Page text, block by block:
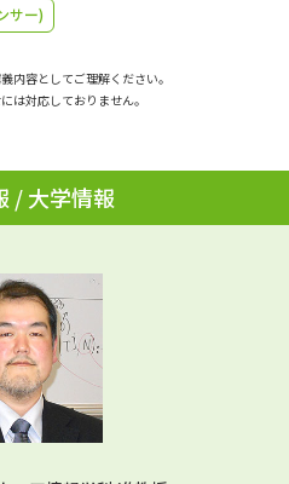
夢ナビライブ
サポート
受付内容・発送状況の確認
個人情報取扱規定
テレメール進学カタログ
訂正のご案内
サー)
内容としてご理解ください。
は対応しておりません。
/ 大学情報